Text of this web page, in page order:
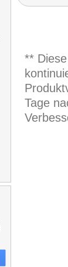
**
Tage